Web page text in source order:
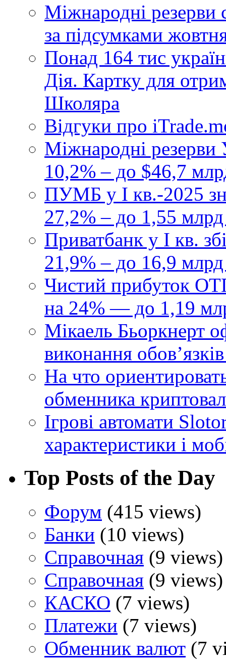
Міжнародні
за підсумками
Понад 164 тис
Дія. Картку для
Школяра
Відгуки про
Міжнародні резерви
10,2% – до $46,7
ПУМБ у I кв.-2025
27,2% – до 1,55
Приватбанк у І кв.
21,9% – до 16,9
Чистий прибуток
на 24% — до 1,19
Мікаель Бьоркнерт
виконання
На что
обменника
Ігрові автомати
характеристики і
Top Posts of the Day
Форум (415 views)
Банки (10 views)
Справочная (9 views)
Справочная (9 views)
КАСКО (7 views)
Платежи (7 views)
Обменник валют (7